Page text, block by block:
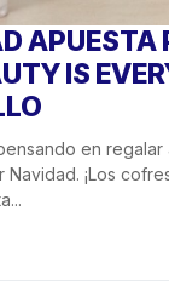
APUESTA
IS
en regalar
¡Los